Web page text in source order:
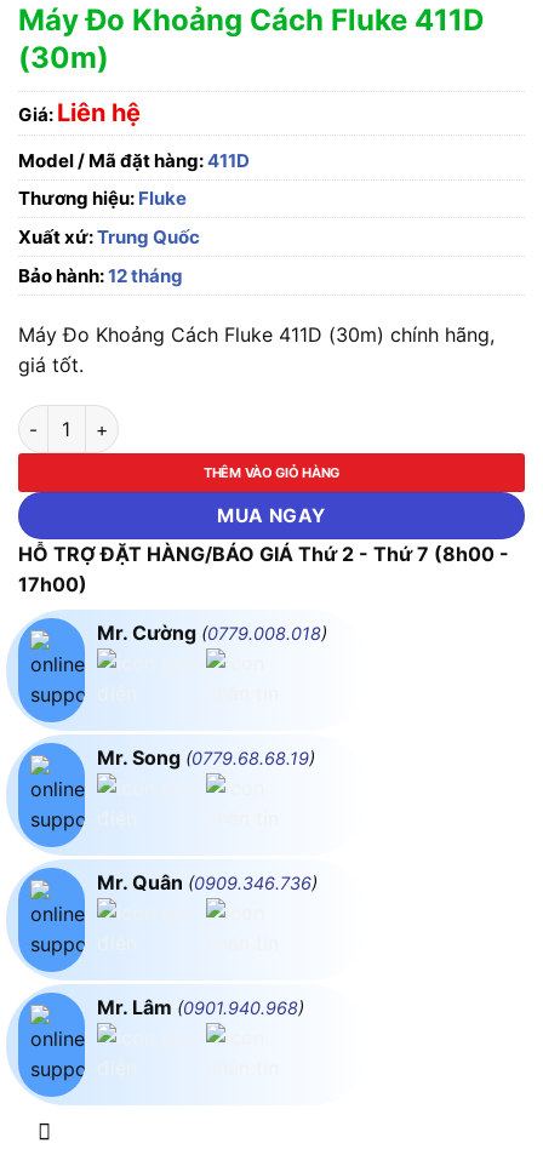
Máy Đo Khoảng Cách Fluke 411D
(30m)
Giá: Liên hệ
Model / Mã đặt hàng:411D
Thương hiệu: Fluke
Xuất xứ:Trung Quốc
Bảo hành:12 tháng
Máy Đo Khoảng Cách Fluke 411D (30m) chính hãng,
giá tốt.
Máy Đo Khoảng Cách Fluke 411D (30m) số lượng
THÊM VÀO GIỎ HÀNG
MUA NGAY
HỖ TRỢ ĐẶT HÀNG/BÁO GIÁ Thứ 2 - Thứ 7 (8h00 -
17h00)
Mr. Cường (0779.008.018)
Mr. Song (0779.68.68.19)
Mr. Quân (0909.346.736)
Mr. Lâm (0901.940.968)